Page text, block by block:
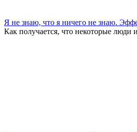
Я не знаю, что я ничего не знаю.
Как получается, что некоторые люди